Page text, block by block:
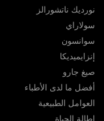
نورديك ناتشورالز
سولاراي
سوانسون
إنزايميديكا
صيغ جارو
أفضل ما لدى الأطباء
العوامل الطبيعية
إطالة الحياة